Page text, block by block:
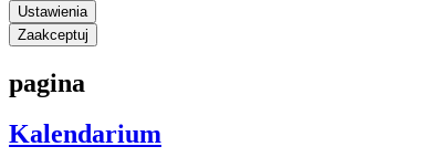
Ustawienia
Zaakceptuj
pagina
Kalendarium